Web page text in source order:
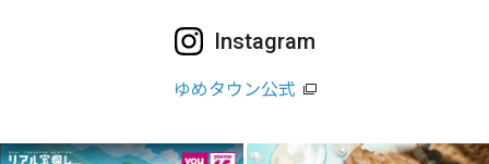
Instagram
ゆめタウン公式